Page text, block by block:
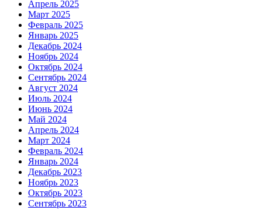
Апрель 2025
Март 2025
Февраль 2025
Январь 2025
Декабрь 2024
Ноябрь 2024
Октябрь 2024
Сентябрь 2024
Август 2024
Июль 2024
Июнь 2024
Май 2024
Апрель 2024
Март 2024
Февраль 2024
Январь 2024
Декабрь 2023
Ноябрь 2023
Октябрь 2023
Сентябрь 2023